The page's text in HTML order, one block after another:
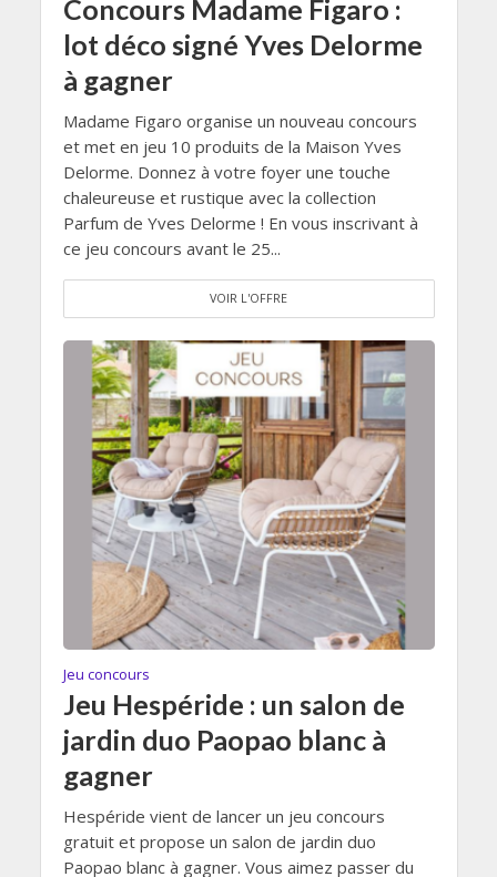
Concours Madame Figaro :
lot déco signé Yves Delorme
à gagner
Madame Figaro organise un nouveau concours
et met en jeu 10 produits de la Maison Yves
Delorme. Donnez à votre foyer une touche
chaleureuse et rustique avec la collection
Parfum de Yves Delorme ! En vous inscrivant à
ce jeu concours avant le 25...
VOIR L'OFFRE
Jeu concours
Jeu Hespéride : un salon de
jardin duo Paopao blanc à
gagner
Hespéride vient de lancer un jeu concours
gratuit et propose un salon de jardin duo
Paopao blanc à gagner. Vous aimez passer du